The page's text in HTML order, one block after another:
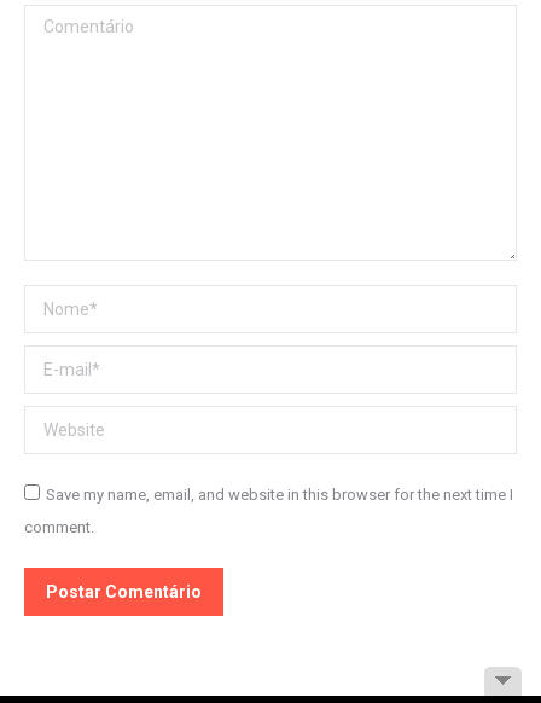
Comentário
Nome *
E-mail *
Website
Save my name, email, and website in this browser for the next time I
comment.
Postar Comentário